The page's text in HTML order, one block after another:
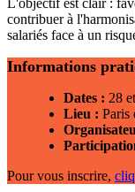
L'objectif est clair :
contribuer à
salariés face à un
Informations
Dates : 28
Lieu : Paris
Pour vous inscrire,